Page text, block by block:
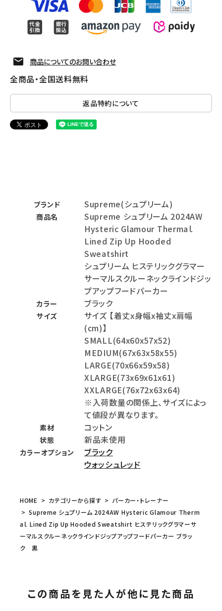
商品についてのお問い合わせ
全商品・全国送料無料
返品特約について
ブランド Supreme(シュプリーム)
商品名
Supreme シュプリーム 2024AW
Hysteric Glamour Thermaｌ
Lined Zip Up Hooded
Sweatshirt
シュプリーム ヒステリックグラマー
サーマルスクルーネックラインドジッ
プアップフードパーカー
カラー ブラック
サイズ
サイズ 【着丈x身幅x袖丈x肩幅
(cm)】
SMALL(64x60x57x52)
MEDIUM(67x63x58x55)
LARGE(70x66x59x58)
XLARGE(73x69x61x61)
XXLARGE(76x72x63x64)
※入荷数量の関係上、サイズによっ
て値段が異なります。
素材 コットン
状態 新品未使用
カラーオプション
ブラック
ウォッシュレッド
HOME カテゴリーから探す
パーカー・トレーナー
Supreme シュプリーム 2024AW Hysteric Glamour Therm
aｌ Lined Zip Up Hooded Sweatshirt ヒステリックグラマーサ
ーマルスクルーネックラインドジップアップフードパーカー ブラッ
ク 黒
この商品を見た人が他に見た商品